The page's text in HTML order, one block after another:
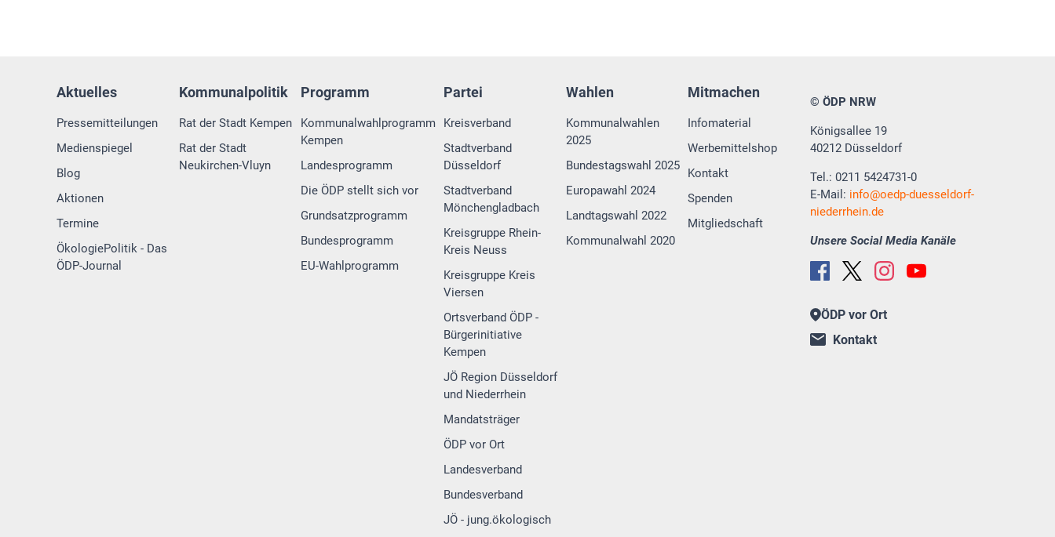
Aktuelles
Pressemitteilungen
Medienspiegel
Blog
Aktionen
Termine
ÖkologiePolitik - Das
ÖDP-Journal
Kommunalpolitik
Rat der Stadt Kempen
Rat der Stadt
Neukirchen-Vluyn
Programm
Kommunalwahlprogramm
Kempen
Landesprogramm
Die ÖDP stellt sich vor
Grundsatzprogramm
Bundesprogramm
EU-Wahlprogramm
Partei
Kreisverband
Stadtverband
Düsseldorf
Stadtverband
Mönchengladbach
Kreisgruppe Rhein-
Kreis Neuss
Kreisgruppe Kreis
Viersen
Ortsverband ÖDP -
Bürgerinitiative
Kempen
JÖ Region Düsseldorf
und Niederrhein
Mandatsträger
ÖDP vor Ort
Landesverband
Bundesverband
JÖ - jung.ökologisch
Wahlen
Kommunalwahlen
2025
Bundestagswahl 2025
Europawahl 2024
Landtagswahl 2022
Kommunalwahl 2020
Mitmachen
Infomaterial
Werbemittelshop
Kontakt
Spenden
Mitgliedschaft
© ÖDP NRW
Königsallee 19
40212 Düsseldorf
Tel.: 0211 5424731-0
E-Mail: info
oedp-duesseldorf-
niederrhein.de
Unsere Social Media Kanäle
ÖDP vor Ort
Kontakt